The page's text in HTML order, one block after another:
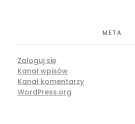
META
Zaloguj się
Kanał wpisów
Kanał komentarzy
WordPress.org